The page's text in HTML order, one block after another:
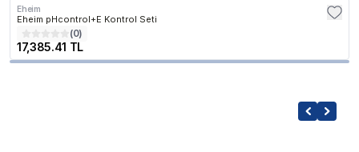
Eheim
Eheim pHcontrol+E Kontrol Seti
(0)
17,385.41 TL